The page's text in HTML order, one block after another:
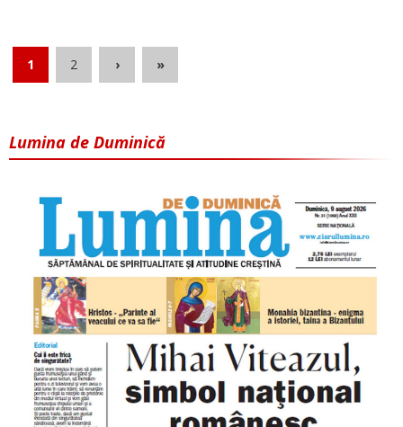
1 2 › »
Lumina de Duminică